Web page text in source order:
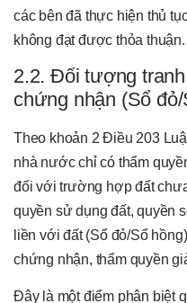
các bên đã thực hiện thủ
không đạt được thỏa thuận.
2.2. Đối tượng
chứng nhận (Sổ
Theo khoản 2 Điều 203
nhà nước chỉ có thẩm
đối với trường hợp đất
quyền sử dụng đất, quyền
liền với đất (Sổ đỏ/Sổ
chứng nhận, thẩm quyền
Đây là một điểm phân biệt